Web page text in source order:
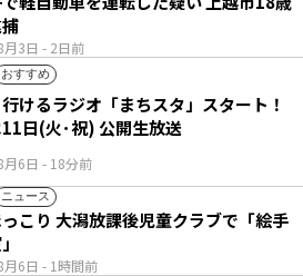
3日 - 2日前
おすすめ
6日 - 18分前
けるラジオ「まちスタ」スタート！
日(火･祝) 公開生放送
ニュース
6日 - 1時間前
こり 大潟放課後児童クラブで「絵手